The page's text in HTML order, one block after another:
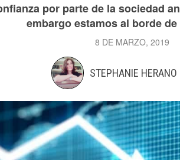
por parte de la sociedad
embargo estamos al borde
8 DE MARZO, 2019
STEPHANIE HERANO